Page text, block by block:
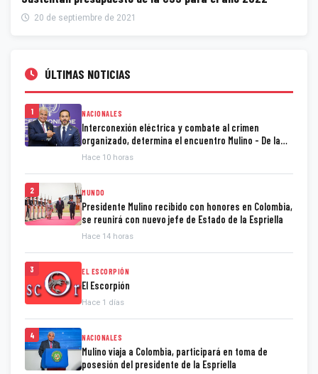
20 de septiembre de 2021
ÚLTIMAS NOTICIAS
1 NACIONALES
Interconexión eléctrica y combate al crimen
organizado, determina el encuentro Mulino - De la
Espriella
Hace 10 horas
2 MUNDO
Presidente Mulino recibido con honores en Colombia,
se reunirá con nuevo jefe de Estado de la Espriella
Hace 14 horas
3 EL ESCORPIÓN
El Escorpión
Hace 1 días
4 NACIONALES
Mulino viaja a Colombia, participará en toma de
posesión del presidente de la Espriella